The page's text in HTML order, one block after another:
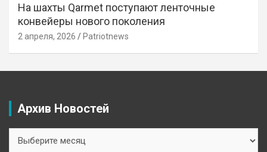
На шахты Qarmet поступают ленточные
конвейеры нового поколения
2 апреля, 2026 Patriotnews
Архив Новостей
Новостей